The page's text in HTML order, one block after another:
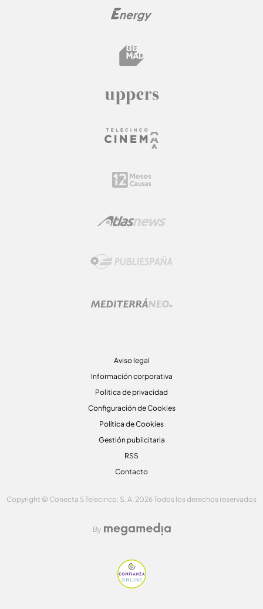
Aviso legal
Información corporativa
Politica de privacidad
Configuración de Cookies
Política de Cookies
Gestión publicitaria
RSS
Contacto
Copyright © Conecta 5 Telecinco, S. A. 2026 Todos los derechos reservados
By